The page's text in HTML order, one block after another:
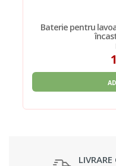
Baterie pentru